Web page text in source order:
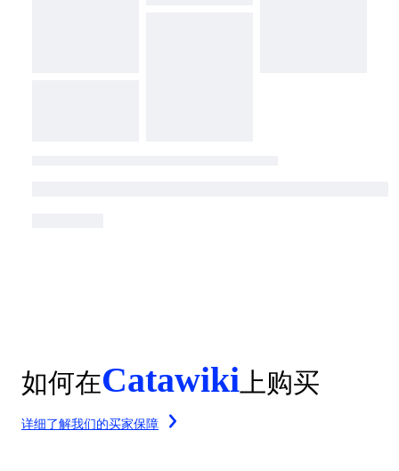
如何在Catawiki 上购买
详细了解我们的买家保障